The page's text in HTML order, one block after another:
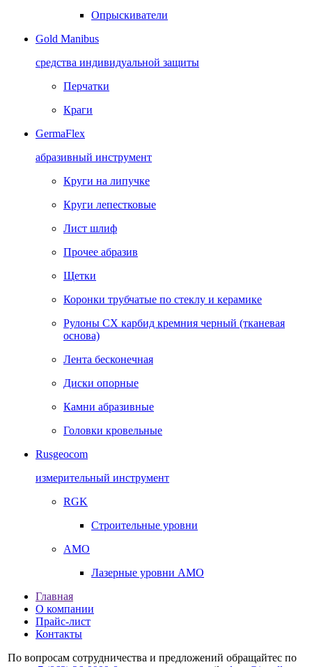
Опрыскиватели
Gold Manibus
средства индивидуальной защиты
Перчатки
Краги
GermaFlex
абразивный инструмент
Круги на липучке
Круги лепестковые
Лист шлиф
Прочее абразив
Щетки
Коронки трубчатые по стеклу и керамике
Рулоны CX карбид кремния черный (тканевая
основа)
Лента бесконечная
Диски опорные
Камни абразивные
Головки кровельные
Rusgeocom
измерительный инструмент
RGK
Строительные уровни
AMO
Лазерные уровни AMO
Главная
О компании
Прайс-лист
Контакты
По вопросам сотрудничества и предложений обращайтес по